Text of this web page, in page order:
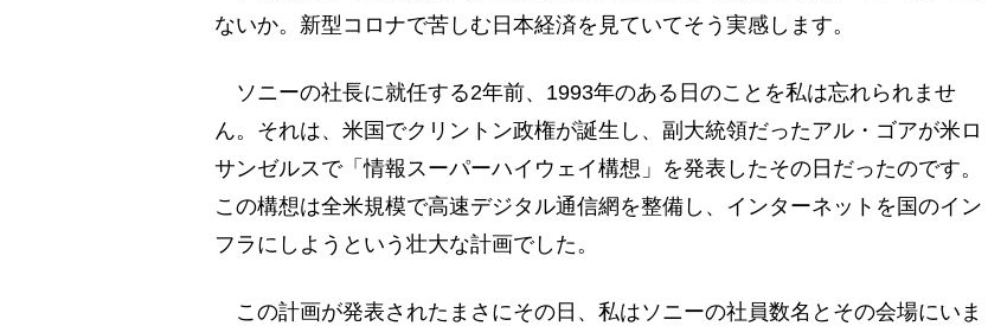
ないか。新型コロナで苦しむ日本経済を見ていてそう実感します。
ソニーの社長に就任する2年前、1993年のある日のことを私は忘れられませ
ん。それは、米国でクリントン政権が誕生し、副大統領だったアル・ゴアが米ロ
サンゼルスで「情報スーパーハイウェイ構想」を発表したその日だったのです。
この構想は全米規模で高速デジタル通信網を整備し、インターネットを国のイン
フラにしようという壮大な計画でした。
この計画が発表されたまさにその日、私はソニーの社員数名とその会場にいま